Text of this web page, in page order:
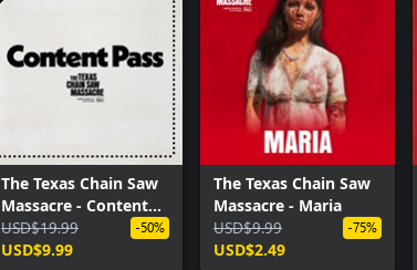
The Texas Chain Saw
Massacre - Content
Pass
USD$19.99
USD$9.99
-50%
The Texas Chain Saw
Massacre - Maria
USD$9.99
USD$2.49
-75%